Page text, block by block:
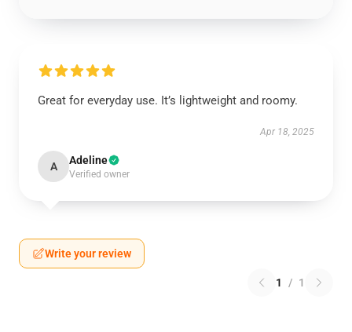
Great for everyday use. It’s lightweight and roomy.
Apr 18, 2025
A Adeline
Verified owner
Write your review
1 / 1